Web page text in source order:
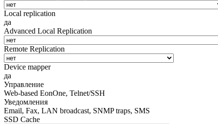
Local replication
да
Advanced Local Replication
Remote Replication
Device mapper
да
Управление
Web-based EonOne, Telnet/SSH
Уведомления
Email, Fax, LAN broadcast, SNMP traps, SMS
SSD Cache